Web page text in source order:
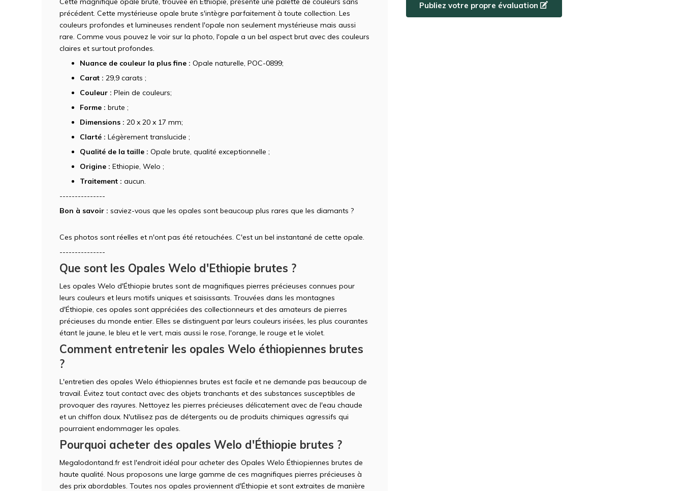
précédent. Cette mystérieuse opale brute s'intègre parfaitement à toute collection. Les
couleurs profondes et lumineuses rendent l'opale non seulement mystérieuse mais aussi
rare. Comme vous pouvez le voir sur la photo, l'opale a un bel aspect brut avec des couleurs
claires et surtout profondes.
Nuance de couleur la plus fine : Opale naturelle, POC-0899;
Carat : 29,9 carats ;
Couleur : Plein de couleurs;
Forme : brute ;
Dimensions : 20 x 20 x 17 mm;
Clarté : Légèrement translucide ;
Qualité de la taille : Opale brute, qualité exceptionnelle ;
Origine : Ethiopie, Welo ;
Traitement : aucun.
---------------
Bon à savoir : saviez-vous que les opales sont beaucoup plus rares que les diamants ?
Ces photos sont réelles et n'ont pas été retouchées. C'est un bel instantané de cette opale.
---------------
Que sont les Opales Welo d'Ethiopie brutes ?
Les opales Welo d'Éthiopie brutes sont de magnifiques pierres précieuses connues pour
leurs couleurs et leurs motifs uniques et saisissants. Trouvées dans les montagnes
d'Éthiopie, ces opales sont appréciées des collectionneurs et des amateurs de pierres
précieuses du monde entier. Elles se distinguent par leurs couleurs irisées, les plus courantes
étant le jaune, le bleu et le vert, mais aussi le rose, l'orange, le rouge et le violet.
Comment entretenir les opales Welo éthiopiennes brutes
?
L'entretien des opales Welo éthiopiennes brutes est facile et ne demande pas beaucoup de
travail. Évitez tout contact avec des objets tranchants et des substances susceptibles de
provoquer des rayures. Nettoyez les pierres précieuses délicatement avec de l'eau chaude
et un chiffon doux. N'utilisez pas de détergents ou de produits chimiques agressifs qui
pourraient endommager les opales.
Pourquoi acheter des opales Welo d'Éthiopie brutes ?
Megalodontand.fr est l'endroit idéal pour acheter des Opales Welo Éthiopiennes brutes de
haute qualité. Nous proposons une large gamme de ces magnifiques pierres précieuses à
des prix abordables. Toutes nos opales proviennent d'Éthiopie et sont extraites de manière
Publiez votre propre évaluation